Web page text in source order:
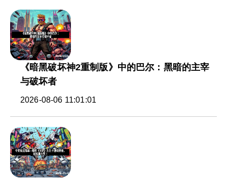
《暗黑破坏神2重制版》中的巴尔：黑暗的主宰
与破坏者
2026-08-06 11:01:01